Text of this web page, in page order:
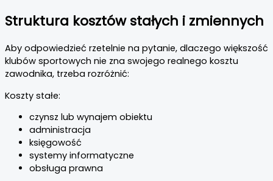
Struktura kosztów stałych i zmiennych
Aby odpowiedzieć rzetelnie na pytanie, dlaczego większość
klubów sportowych nie zna swojego realnego kosztu
zawodnika, trzeba rozróżnić:
Koszty stałe:
czynsz lub wynajem obiektu
administracja
księgowość
systemy informatyczne
obsługa prawna